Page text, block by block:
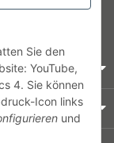
Sie den
YouTube,
4. Sie können
Icon links
und